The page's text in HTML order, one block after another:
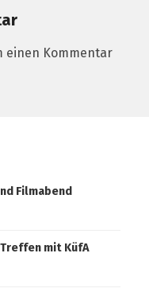
einen Kommentar
Filmabend
mit KüfA